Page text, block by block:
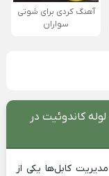
آهنگ کردی برای شوتی
سواران
کاندوئیت در
کابل‌ها یکی از